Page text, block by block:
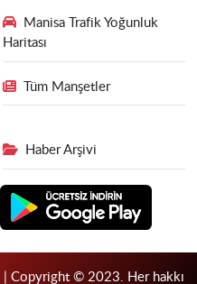
Manisa Trafik Yoğunluk
Haritası
Tüm Manşetler
Haber Arşivi
| Copyright © 2023. Her hakkı